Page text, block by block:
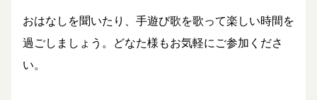
おはなしを聞いたり、手遊び歌を歌って楽しい時間を
過ごしましょう。どなた様もお気軽にご参加くださ
い。